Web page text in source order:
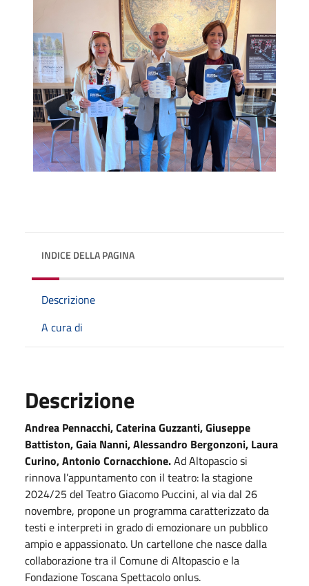
INDICE DELLA PAGINA
Descrizione
A cura di
Descrizione
Andrea Pennacchi, Caterina Guzzanti, Giuseppe
Battiston, Gaia Nanni, Alessandro Bergonzoni, Laura
Curino, Antonio Cornacchione.Ad Altopascio si
rinnova l’appuntamento con il teatro: la stagione
2024/25 del Teatro Giacomo Puccini, al via dal 26
novembre, propone un programma caratterizzato da
testi e interpreti in grado di emozionare un pubblico
ampio e appassionato. Un cartellone che nasce dalla
collaborazione tra il Comune di Altopascio e la
Fondazione Toscana Spettacolo onlus.